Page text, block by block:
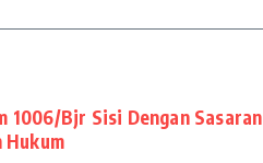
1006/Bjr Sisi Dengan Sasaran
Hukum